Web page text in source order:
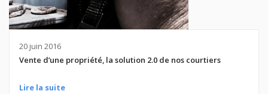
20 juin 2016
Vente d’une propriété, la solution 2.0 de nos courtiers
Lire la suite